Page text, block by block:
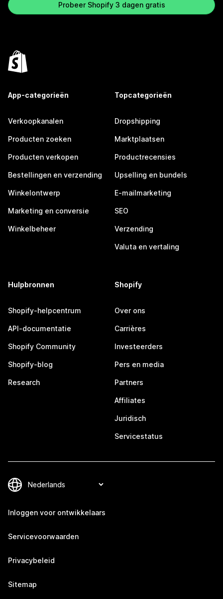
Probeer Shopify 3 dagen gratis
App-categorieën
Verkoopkanalen
Producten zoeken
Producten verkopen
Bestellingen en verzending
Winkelontwerp
Marketing en conversie
Winkelbeheer
Topcategorieën
Dropshipping
Marktplaatsen
Productrecensies
Upselling en bundels
E-mailmarketing
SEO
Verzending
Valuta en vertaling
Hulpbronnen
Shopify-helpcentrum
API-documentatie
Shopify Community
Shopify-blog
Research
Shopify
Over ons
Carrières
Investeerders
Pers en media
Partners
Affiliates
Juridisch
Servicestatus
Inloggen voor ontwikkelaars
Servicevoorwaarden
Privacybeleid
Sitemap